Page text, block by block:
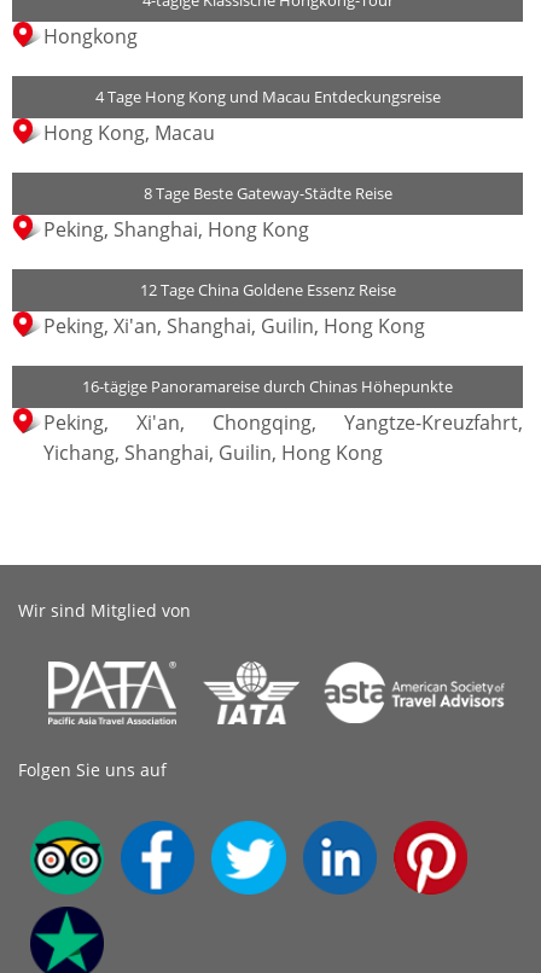
Hongkong
4 Tage Hong Kong und Macau Entdeckungsreise
Hong Kong, Macau
8 Tage Beste Gateway-Städte Reise
Peking, Shanghai, Hong Kong
12 Tage China Goldene Essenz Reise
Peking, Xi'an, Shanghai, Guilin, Hong Kong
16-tägige Panoramareise durch Chinas Höhepunkte
Peking, Xi'an, Chongqing, Yangtze-Kreuzfahrt,
Yichang, Shanghai, Guilin, Hong Kong
Wir sind Mitglied von
Folgen Sie uns auf